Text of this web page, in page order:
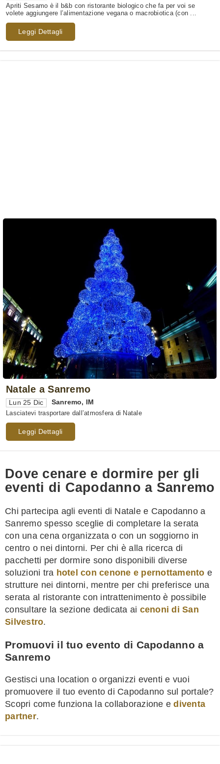
Apriti Sesamo è il b&b con ristorante biologico che fa per voi se
volete aggiungere l’alimentazione vegana o macrobiotica (con ...
Leggi Dettagli
Natale a Sanremo
Lun 25 Dic Sanremo, IM
Lasciatevi trasportare dall’atmosfera di Natale
Leggi Dettagli
Dove cenare e dormire per gli
eventi di Capodanno a Sanremo
Chi partecipa agli eventi di Natale e Capodanno a
Sanremo spesso sceglie di completare la serata
con una cena organizzata o con un soggiorno in
centro o nei dintorni. Per chi è alla ricerca di
pacchetti per dormire sono disponibili diverse
soluzioni tra hotel con cenone e pernottamento e
strutture nei dintorni, mentre per chi preferisce una
serata al ristorante con intrattenimento è possibile
consultare la sezione dedicata ai cenoni di San
Silvestro.
Promuovi il tuo evento di Capodanno a
Sanremo
Gestisci una location o organizzi eventi e vuoi
promuovere il tuo evento di Capodanno sul portale?
Scopri come funziona la collaborazione ediventa
partner.